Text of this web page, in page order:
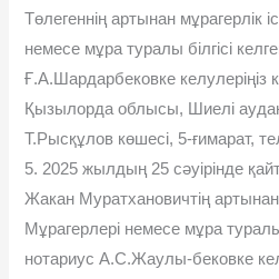
Төлегеннің артынан мұрагерлік
немесе мұра туралы білгісі
Ғ.А.Шардарбековке келулеріңіз
Қызылорда облысы, Шиелі
Т.Рысқұлов көшесі, 5-ғимарат,
5. 2025 жылдың 25 сəуірінде
Жакан Муратхановичтің
Мұрагерлері немесе мұра туралы
нотариус А.С.Жаулы-бековке